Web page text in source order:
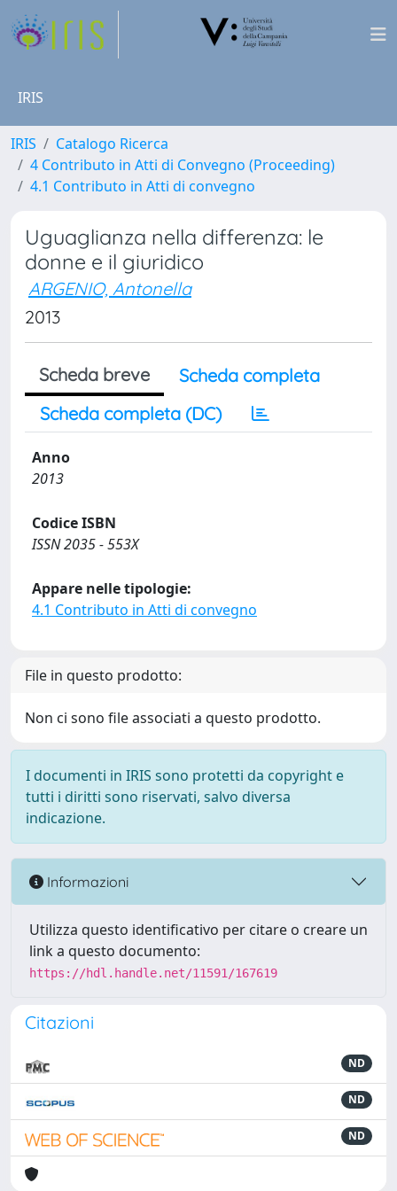
IRIS
IRIS
Catalogo Ricerca
4 Contributo in Atti di Convegno (Proceeding)
4.1 Contributo in Atti di convegno
Uguaglianza nella differenza: le
donne e il giuridico
ARGENIO, Antonella
2013
Scheda breve
Scheda completa
Scheda completa (DC)
Anno
2013
Codice ISBN
ISSN 2035 - 553X
Appare nelle tipologie:
4.1 Contributo in Atti di convegno
File in questo prodotto:
Non ci sono file associati a questo prodotto.
I documenti in IRIS sono protetti da copyright e
tutti i diritti sono riservati, salvo diversa
indicazione.
Informazioni
Utilizza questo identificativo per citare o creare un
link a questo documento:
https://hdl.handle.net/11591/167619
Citazioni
ND
ND
ND